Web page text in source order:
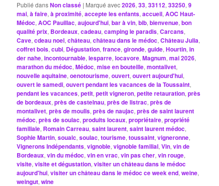
Publié dansNon classé | Marqué avec2026,33,33112,33250,9
mai,à faire,à proximité,accepte les enfants,accueil,AOC Haut-
Médoc,AOC Pauillac,aujourd'hui,bar à vin,bib,bienvenue,bon
qualité prix, Bordeaux,cadeau,camping le paradis,Carcans,
Cave,cdeau noel,château,château dans le médoc,Château Julia,
coffret bois,cubi, Dégustation,france,gironde,guide,Hourtin,in
der nahe,incontournable,lesparre,locavore,Magnum,mai 2026,
marathon du médoc,Médoc,mise en bouteille,montalivet,
nouvelle aquitaine,oenotourisme,ouvert,ouvert aujourd'hui,
ouvert le samedi,ouvert pendant les vacances de la Toussaint,
pendant les vacances,petit,petit vigneron,petite retauration,près
de bordeaux,près de castelnau,près de listrac,près de
montalivet,près de moulis,près de naujac,près de saint laurent
médoc,près de soulac,produits locaux,propriétaire,propriété
familiale, Romain Carreau,saint laurent,saint laurent médoc,
Sophie Martin,soualc,soulac,tourisme,toussaint,vigneronne,
Vignerons Indépendants,vignoble,vignoble familial,Vin,vin de
Bordeaux,vin du médoc,vin en vrac,vin pas cher,vin rouge,
visite,visite et dégustation,visiter un château dans le médoc
aujourd'hui,visiter un château dans le médoc ce week end,weine,
weingut,wine